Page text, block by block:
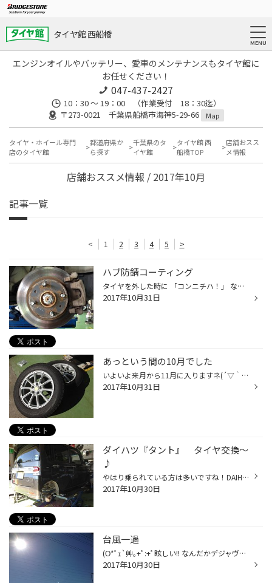
タイヤ館 西船橋
エンジンオイルやバッテリー、愛車のメンテナンスもタイヤ館に
お任せください！
047-437-2427
10：30 ～ 19：00 （作業受付 18：30迄）
〒273-0021 千葉県船橋市海神5-29-66
Map
タイヤ・ホイール専門
店のタイヤ館
都道府県か
ら探す
千葉県のタ
イヤ館
タイヤ館 西
船橋TOP
店舗おスス
メ情報
店舗おススメ情報 / 2017年10月
記事一覧
< 1 2 3 4 5 >
ハブ防錆コーティング
タイヤを外した時に 「コンニチハ！」 な、ホイールハブ部。 ホイールと唯一接触している部分ですので、タイヤを外さないと見えません！ ですので、普段見たことがない方のほうが多いんではないでしょうか。 ここも錆びるんです 一見大したことがなさそうに見えますが・・・ 近付いてみると… サビサ...
2017年10月31日
あっという間の10月でした
いよいよ来月から11月に入りますネ(´▽｀) あっという間に月末ですが… 今年は10月中から冬用タイヤへの履き替えにご来店くださり、有り難うございますm(_ _)m 今日も冬用タイヤへ履き替えです！ 12月に向かうにつれ、店内も混雑しますので、早めの履き替えが待ち時間もなくスムーズです♪ 履き替えだ...
2017年10月31日
ダイハツ『タント』 タイヤ交換～
♪
やはり乗られている方は多いですね！DAIHATSU『タント』です！ タイヤが１本パンクしてしまった…とのことでご来店(´・ω・｀) 縁石に乗り上げてしまったようで、それが原因でタイヤにキズがつき、空気が抜けてしまい、タイヤのサイド部がボロボロに傷付いてしまってました。 カーディーラーにてタイ...
2017年10月30日
台風一過
(Ο*ﾟｪ`艸｡+ﾟ:+ﾟ眩しい!! なんだかデジャヴですが・・・（笑） 昨日の台風の時よりも風が強くて嫌になっちゃいますね。 雨の後はパンクが増える傾向にあります。地面の落し物に注意してくださいね(>д<;)
2017年10月30日